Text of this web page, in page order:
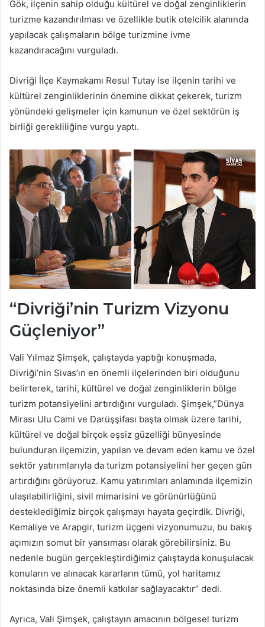
Gök, ilçenin sahip olduğu kültürel ve doğal zenginliklerin
turizme kazandırılması ve özellikle butik otelcilik alanında
yapılacak çalışmaların bölge turizmine ivme
kazandıracağını vurguladı.
Divriği İlçe Kaymakamı Resul Tutay ise ilçenin tarihi ve
kültürel zenginliklerinin önemine dikkat çekerek, turizm
yönündeki gelişmeler için kamunun ve özel sektörün iş
birliği gerekliliğine vurgu yaptı.
“Divriği’nin Turizm Vizyonu
Güçleniyor”
Vali Yılmaz Şimşek, çalıştayda yaptığı konuşmada,
Divriği’nin Sivas’ın en önemli ilçelerinden biri olduğunu
belirterek, tarihi, kültürel ve doğal zenginliklerin bölge
turizm potansiyelini artırdığını vurguladı. Şimşek,”Dünya
Mirası Ulu Cami ve Darüşşifası başta olmak üzere tarihi,
kültürel ve doğal birçok eşsiz güzelliği bünyesinde
bulunduran ilçemizin, yapılan ve devam eden kamu ve özel
sektör yatırımlarıyla da turizm potansiyelini her geçen gün
artırdığını görüyoruz. Kamu yatırımları anlamında ilçemizin
ulaşılabilirliğini, sivil mimarisini ve görünürlüğünü
desteklediğimiz birçok çalışmayı hayata geçirdik. Divriği,
Kemaliye ve Arapgir, turizm üçgeni vizyonumuzu, bu bakış
açımızın somut bir yansıması olarak görebilirsiniz. Bu
nedenle bugün gerçekleştirdiğimiz çalıştayda konuşulacak
konuların ve alınacak kararların tümü, yol haritamız
noktasında bize önemli katkılar sağlayacaktır” dedi.
Ayrıca, Vali Şimşek, çalıştayın amacının bölgesel turizm